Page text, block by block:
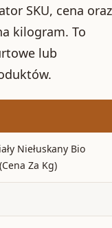
SKU, cena oraz
kilogram. To
lub
Niełuskany Bio
Za Kg)